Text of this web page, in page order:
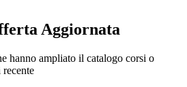
Aggiornata
hanno ampliato il catalogo corsi o